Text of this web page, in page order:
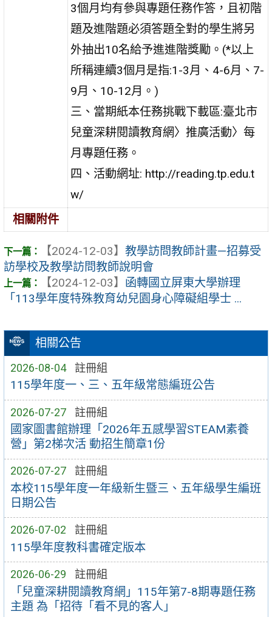
相關公告
2026-08-04 註冊組
115學年度一、三、五年級常態編班公告
2026-07-27 註冊組
國家圖書館辦理「2026年五感學習STEAM素養
營」第2梯次活 動招生簡章1份
2026-07-27 註冊組
本校115學年度一年級新生暨三、五年級學生編班
日期公告
2026-07-02 註冊組
115學年度教科書確定版本
2026-06-29 註冊組
「兒童深耕閱讀教育網」115年第7-8期專題任務
主題 為「招待「看不見的客人」
3個月均有參與專題任務作答，且初階
題及進階題必須答題全對的學生將另
外抽出10名給予進進階獎勵。(*以上
所稱連續3個月是指:1-3月、4-6月、7-
9月、10-12月。)
三、當期紙本任務挑戰下載區:臺北市
兒童深耕閱讀教育網〉推廣活動〉每
月專題任務。
四、活動網址: http://reading.tp.edu.t
w/
相關附件
【2024-12-03】 教學訪問教師計畫—招募受
訪學校及教學訪問教師說明會
【2024-12-03】 函轉國立屏東大學辦理
「113學年度特殊教育幼兒園身心障礙組學士 ...